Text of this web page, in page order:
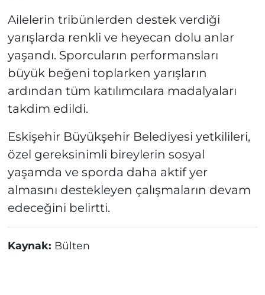
Ailelerin tribünlerden destek verdiği
yarışlarda renkli ve heyecan dolu anlar
yaşandı. Sporcuların performansları
büyük beğeni toplarken yarışların
ardından tüm katılımcılara madalyaları
takdim edildi.
Eskişehir Büyükşehir Belediyesi yetkilileri,
özel gereksinimli bireylerin sosyal
yaşamda ve sporda daha aktif yer
almasını destekleyen çalışmaların devam
edeceğini belirtti.
Kaynak: Bülten